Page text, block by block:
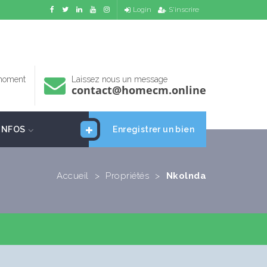
Login S'inscrire
Laissez nous un message
contact@homecm.online
Enregistrer un bien
Accueil > Propriétés > Nkolnda